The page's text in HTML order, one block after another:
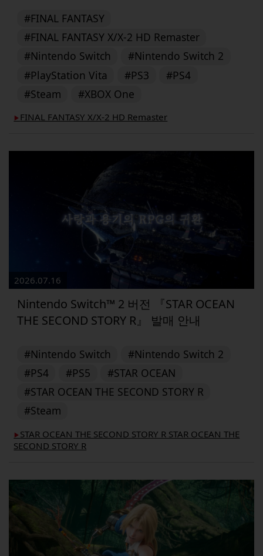
#FINAL FANTASY
#FINAL FANTASY X/X-2 HD Remaster
#Nintendo Switch
#Nintendo Switch 2
#PlayStation Vita
#PS3
#PS4
#Steam
#XBOX One
▶︎ FINAL FANTASY X/X-2 HD Remaster
2026.07.16
Nintendo Switch™ 2 버전 『STAR OCEAN
THE SECOND STORY R』 발매 안내
#Nintendo Switch
#Nintendo Switch 2
#PS4
#PS5
#STAR OCEAN
#STAR OCEAN THE SECOND STORY R
#Steam
▶︎ STAR OCEAN THE SECOND STORY R STAR OCEAN THE
SECOND STORY R